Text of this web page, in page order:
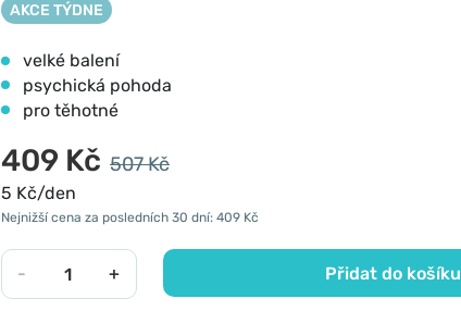
AKCE TÝDNE
velké balení
psychická pohoda
pro těhotné
409 Kč 507 Kč
5 Kč/den
Nejnižší cena za posledních 30 dní: 409 Kč
- + Přidat do košíku